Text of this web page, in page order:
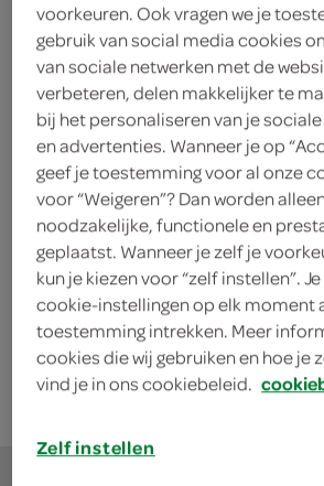
alle Ariel, Lenor
platinum
nu 65% korting
Voeg 3 of meer producten aan je
ontvang 65% korting op elk
deze aanbieding is verlopen
bekijk huidige aanbiedingen
voorkeuren. Ook vragen we je
gebruik van social media cookies
van sociale netwerken met de
verbeteren, delen makkelijker te
bij het personaliseren van je
en advertenties. Wanneer je op
geef je toestemming voor al onze
voor “Weigeren”? Dan worden
noodzakelijke, functionele en
geplaatst. Wanneer je zelf je
kun je kiezen voor “zelf instellen”.
cookie-instellingen op elk moment
toestemming intrekken. Meer
cookies die wij gebruiken en hoe je
vind je in ons cookiebeleid.
Zelf instellen